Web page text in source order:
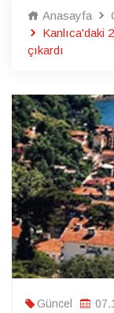
Anasayfa
Kanlıca'daki
çıkardı
Güncel